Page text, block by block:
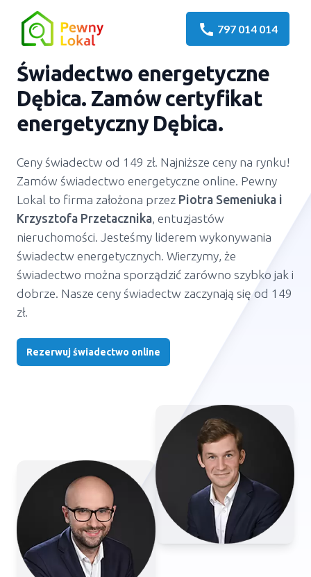
call 797 014 014
Świadectwo energetyczne
Dębica. Zamów certyfikat
energetyczny Dębica.
Ceny świadectw od 149 zł. Najniższe ceny na rynku!
Zamów świadectwo energetyczne online. Pewny
Lokal to firma założona przez Piotra Semeniuka i
Krzysztofa Przetacznika, entuzjastów
nieruchomości. Jesteśmy liderem wykonywania
świadectw energetycznych. Wierzymy, że
świadectwo można sporządzić zarówno szybko jak i
dobrze. Nasze ceny świadectw zaczynają się od 149
zł.
Rezerwuj świadectwo online